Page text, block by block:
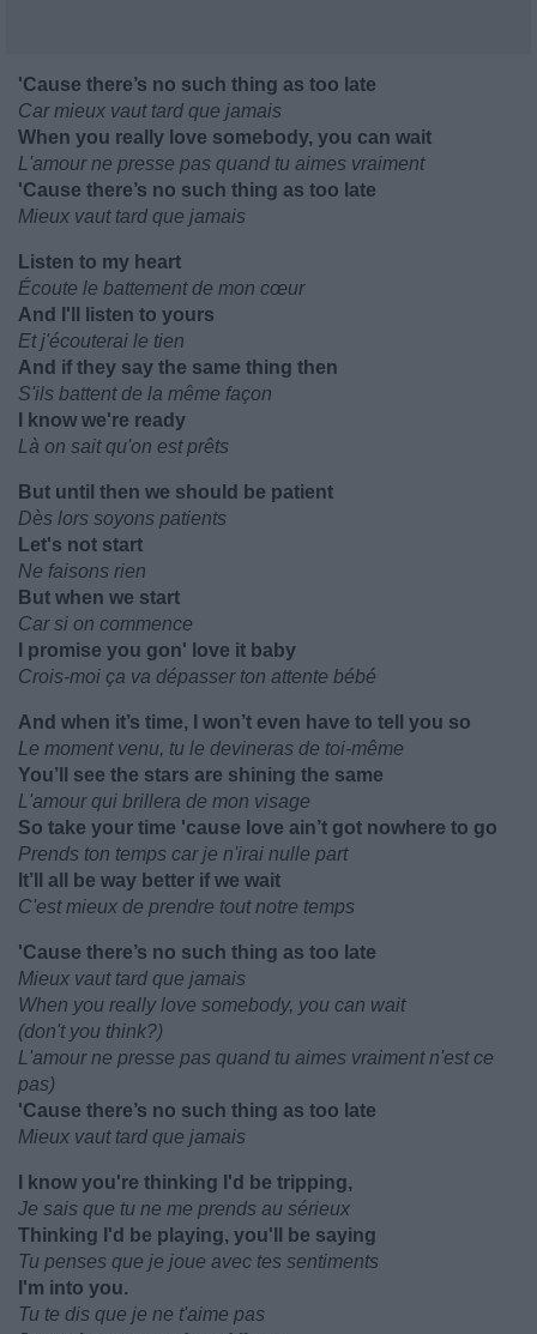
'Cause there’s no such thing as too late
Car mieux vaut tard que jamais
When you really love somebody, you can wait
L'amour ne presse pas quand tu aimes vraiment
'Cause there’s no such thing as too late
Mieux vaut tard que jamais
Listen to my heart
Écoute le battement de mon cœur
And I'll listen to yours
Et j'écouterai le tien
And if they say the same thing then
S'ils battent de la même façon
I know we're ready
Là on sait qu'on est prêts
But until then we should be patient
Dès lors soyons patients
Let's not start
Ne faisons rien
But when we start
Car si on commence
I promise you gon' love it baby
Crois-moi ça va dépasser ton attente bébé
And when it’s time, I won’t even have to tell you so
Le moment venu, tu le devineras de toi-même
You’ll see the stars are shining the same
L'amour qui brillera de mon visage
So take your time 'cause love ain’t got nowhere to go
Prends ton temps car je n'irai nulle part
It’ll all be way better if we wait
C'est mieux de prendre tout notre temps
'Cause there’s no such thing as too late
Mieux vaut tard que jamais
When you really love somebody, you can wait
(don't you think?)
L'amour ne presse pas quand tu aimes vraiment n'est ce
pas)
'Cause there’s no such thing as too late
Mieux vaut tard que jamais
I know you're thinking I'd be tripping,
Je sais que tu ne me prends au sérieux
Thinking I'd be playing, you'll be saying
Tu penses que je joue avec tes sentiments
I'm into you.
Tu te dis que je ne t'aime pas